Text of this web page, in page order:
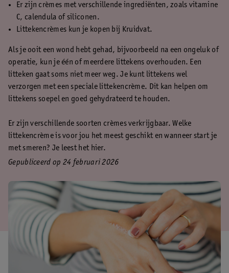
Er zijn crèmes met verschillende ingrediënten, zoals vitamine
C, calendula of siliconen.
Littekencrèmes kun je kopen bij Kruidvat.
Als je ooit een wond hebt gehad, bijvoorbeeld na een ongeluk of
operatie, kun je één of meerdere littekens overhouden. Een
litteken gaat soms niet meer weg. Je kunt littekens wel
verzorgen met een speciale littekencrème. Dit kan helpen om
littekens soepel en goed gehydrateerd te houden.
Er zijn verschillende soorten crèmes verkrijgbaar. Welke
littekencrème is voor jou het meest geschikt en wanneer start je
met smeren? Je leest het hier.
Gepubliceerd op 24 februari 2026